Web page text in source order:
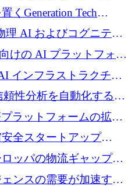
するために 160 万ユー
くGeneration Tech
ロのAIロールアップファ
理 AI およびコグニティ
ットフォームを拡張する
大 14 億ドルを確保
けの AI プラットフォー
万ドルを調達
インフラストラクチャ
万ドルを調達
頼性分析を自動化するた
達
ラットフォームの拡大
全スタートアップ
ブリ追跡に取り組むプ
ッパの物流ギャップを
た重量物運搬用eVTOL
ンスの需要が加速する